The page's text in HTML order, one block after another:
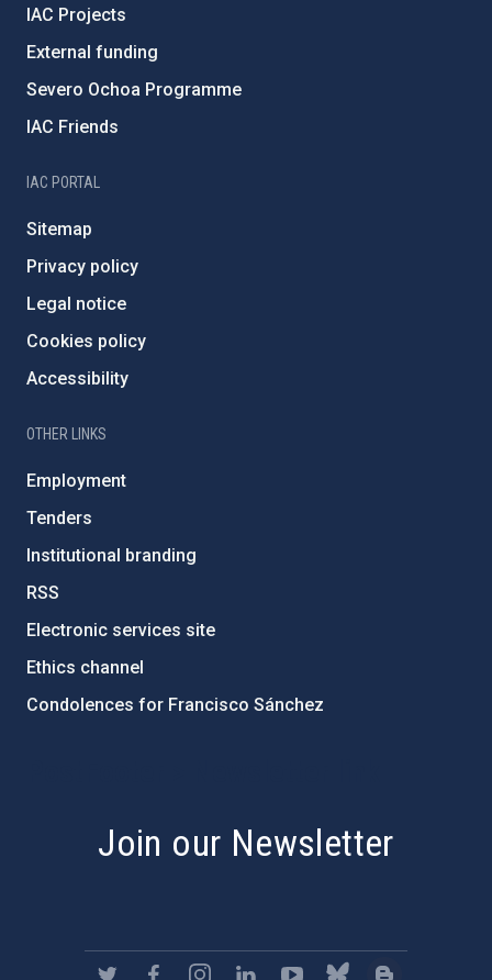
IAC Projects
External funding
Severo Ochoa Programme
IAC Friends
IAC PORTAL
Sitemap
Privacy policy
Legal notice
Cookies policy
Accessibility
OTHER LINKS
Employment
Tenders
Institutional branding
RSS
Electronic services site
Ethics channel
Condolences for Francisco Sánchez
Join our Newsletter